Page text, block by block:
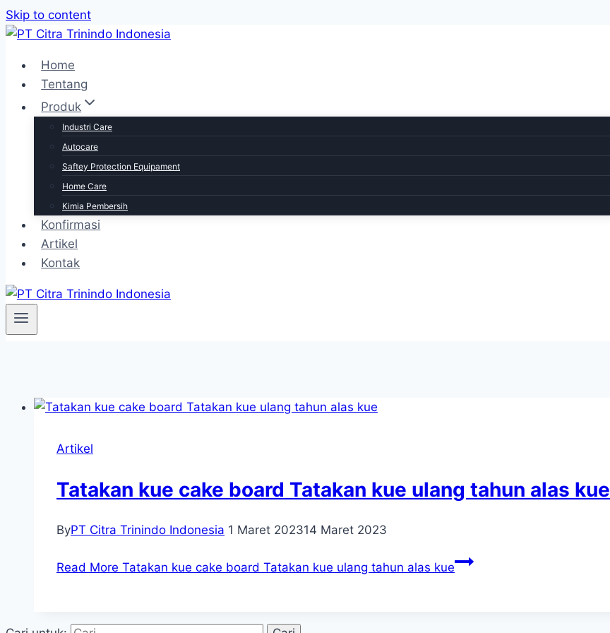
Skip to content
Home
Tentang
Produk
Industri Care
Autocare
Saftey Protection Equipament
Home Care
Kimia Pembersih
Konfirmasi
Artikel
Kontak
Artikel
Tatakan kue cake board Tatakan kue ulang tahun alas kue
ByPT Citra Trinindo Indonesia 1 Maret 202314 Maret 2023
Read More Tatakan kue cake board Tatakan kue ulang tahun alas kue